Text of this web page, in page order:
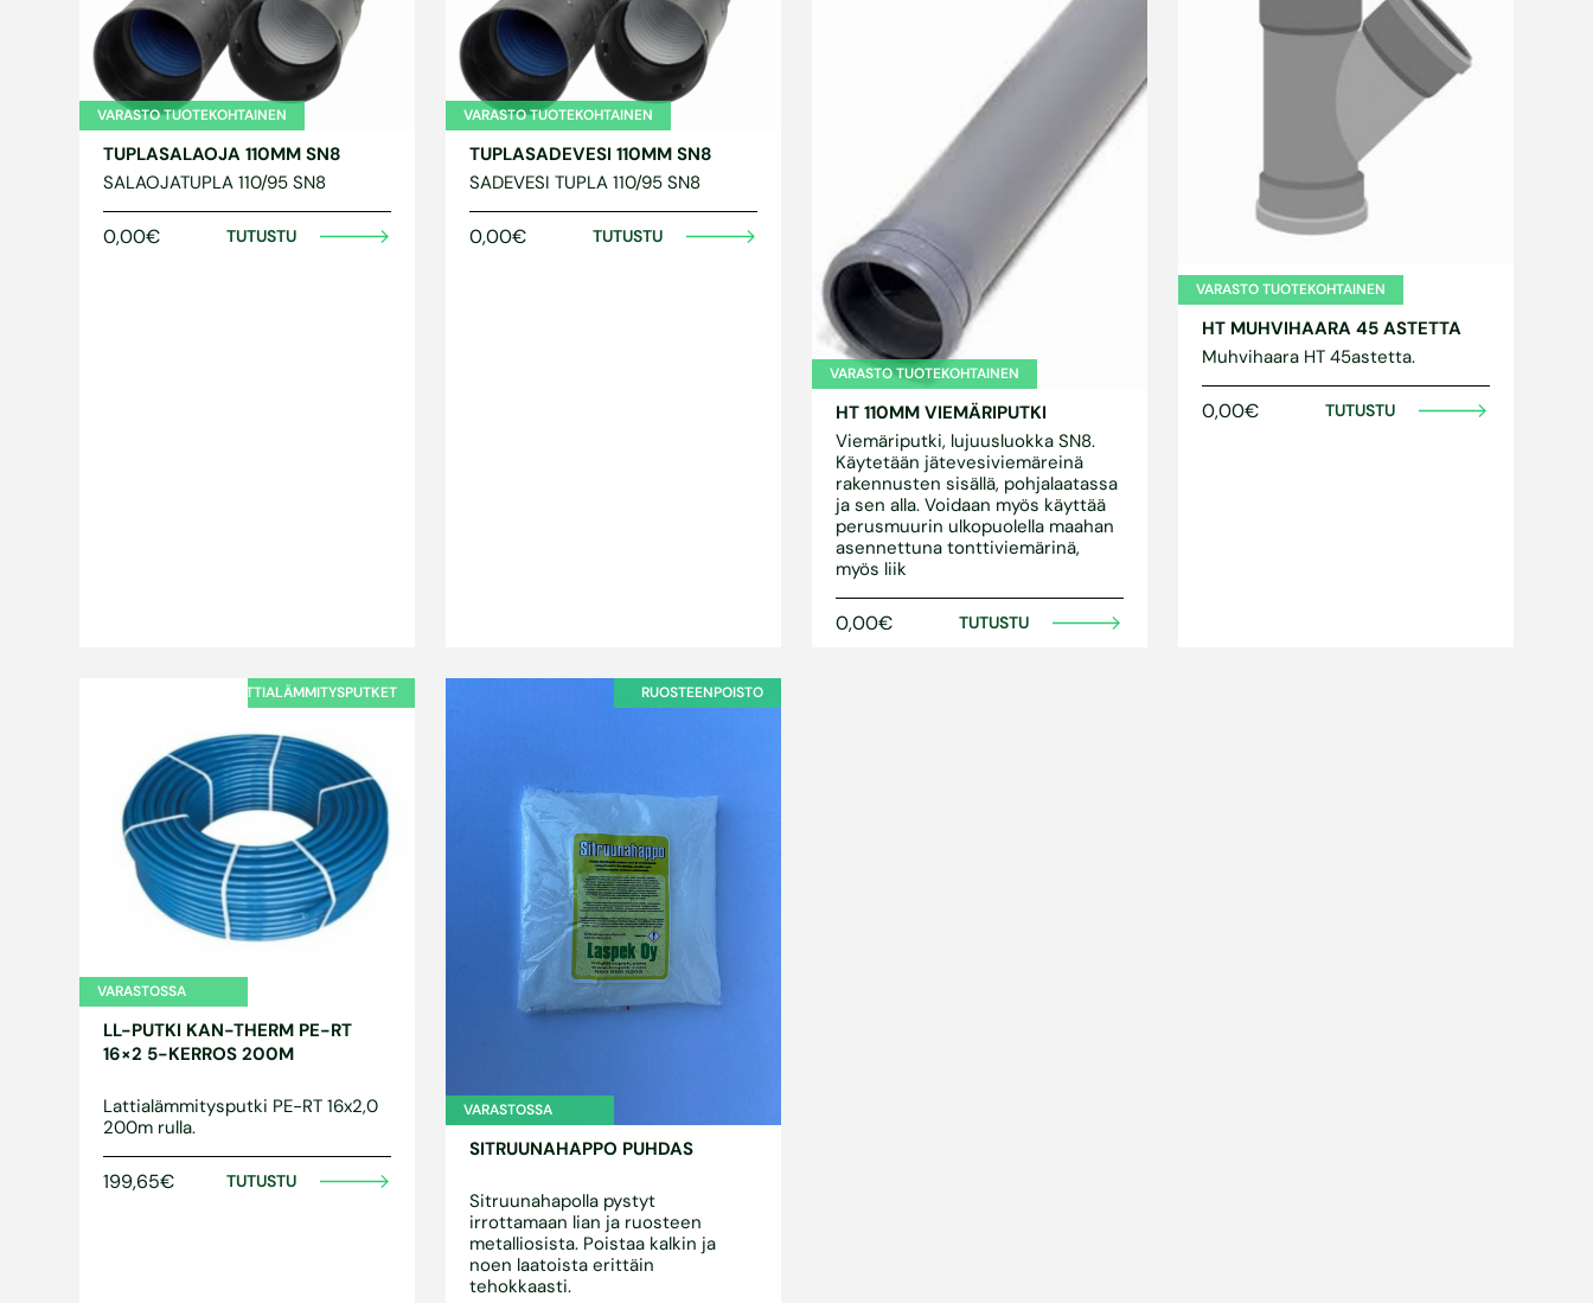
VARASTO TUOTEKOHTAINEN
TUPLASALAOJA 110MM SN8
SALAOJATUPLA 110/95 SN8
0,00€ TUTUSTU
VARASTO TUOTEKOHTAINEN
TUPLASADEVESI 110MM SN8
SADEVESI TUPLA 110/95 SN8
0,00€ TUTUSTU
VARASTO TUOTEKOHTAINEN
HT 110MM VIEMÄRIPUTKI
Viemäriputki, lujuusluokka SN8.
Käytetään jätevesiviemäreinä
rakennusten sisällä, pohjalaatassa
ja sen alla. Voidaan myös käyttää
perusmuurin ulkopuolella maahan
asennettuna tonttiviemärinä,
myös liik
0,00€ TUTUSTU
VARASTO TUOTEKOHTAINEN
HT MUHVIHAARA 45 ASTETTA
Muhvihaara HT 45astetta.
0,00€ TUTUSTU
LATTIALÄMMITYSPUTKET
VARASTOSSA
LL-PUTKI KAN-THERM PE-RT
16×2 5-KERROS 200M
Lattialämmitysputki PE-RT 16x2,0
200m rulla.
199,65€ TUTUSTU
RUOSTEENPOISTO
VARASTOSSA
SITRUUNAHAPPO PUHDAS
Sitruunahapolla pystyt
irrottamaan lian ja ruosteen
metalliosista. Poistaa kalkin ja
noen laatoista erittäin
tehokkaasti.